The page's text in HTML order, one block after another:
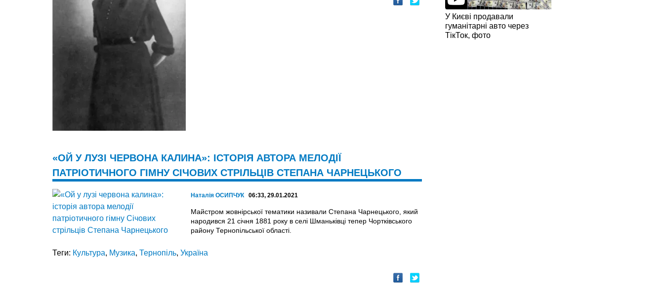
«ОЙ У ЛУЗІ ЧЕРВОНА КАЛИНА»: ІСТОРІЯ АВТОРА МЕЛОДІЇ
ПАТРІОТИЧНОГО ГІМНУ СІЧОВИХ СТРІЛЬЦІВ СТЕПАНА ЧАРНЕЦЬКОГО
Наталія ОСИПЧУК 06:33, 29.01.2021
Майстром жовнірської тематики називали Степана Чарнецького, який
народився 21 січня 1881 року в селі Шманьківці тепер Чортківського
району Тернопільської області.
Теги: Культура, Музика, Тернопіль, Україна
У Києві продавали
гуманітарні авто через
ТікТок, фото